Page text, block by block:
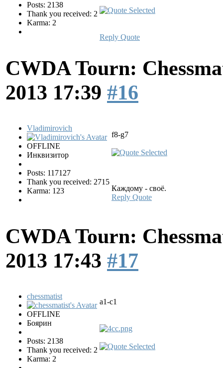
Posts: 2138
Thank you received: 2
Karma: 2
Reply Quote
CWDA Tourn:
2013 17:39 #16
Vladimirovich
OFFLINE
Инквизитор
Posts: 117127
Thank you received: 2715
Karma: 123
f8-g7
Каждому - своё.
Reply Quote
CWDA Tourn:
2013 17:43 #17
chessmatist
OFFLINE
Боярин
Posts: 2138
Thank you received: 2
Karma: 2
a1-c1